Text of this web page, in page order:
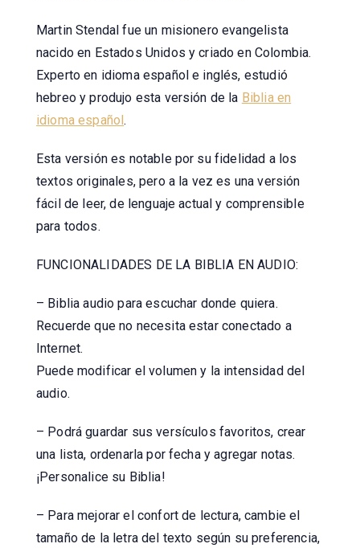
Martin Stendal fue un misionero evangelista
nacido en Estados Unidos y criado en Colombia.
Experto en idioma español e inglés, estudió
hebreo y produjo esta versión de la Biblia en
idioma español.
Esta versión es notable por su fidelidad a los
textos originales, pero a la vez es una versión
fácil de leer, de lenguaje actual y comprensible
para todos.
FUNCIONALIDADES DE LA BIBLIA EN AUDIO:
– Biblia audio para escuchar donde quiera.
Recuerde que no necesita estar conectado a
Internet.
Puede modificar el volumen y la intensidad del
audio.
– Podrá guardar sus versículos favoritos, crear
una lista, ordenarla por fecha y agregar notas.
¡Personalice su Biblia!
– Para mejorar el confort de lectura, cambie el
tamaño de la letra del texto según su preferencia,